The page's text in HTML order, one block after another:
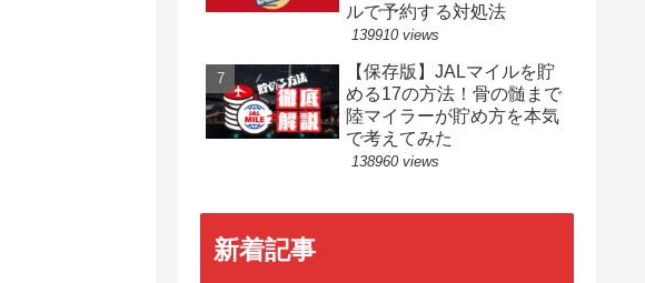
ルで予約する対処法
139910 views
【保存版】JALマイルを貯
める17の方法！骨の髄まで
陸マイラーが貯め方を本気
で考えてみた
138960 views
新着記事